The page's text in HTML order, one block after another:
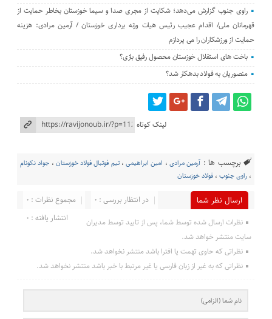
راوی جنوب گزارش می‌دهد؛ شکایت از مجری صدا و سیما خوزستان بخاطر حمایت از
قهرمانان ملی/ اقدام عجیب رئیس هیات وزنه برداری خوزستان / آرمین مرادی: هزینه
حمایت از ورزشکاران را می پردازم
باخت های استقلال خوزستان محصول رفیق بازی؟
منصوریان به فولاد بدهکار شد؟
لینک کوتاه
برچسب ها : آرمین مرادی ، امین ابراهیمی،تیم فوتبال فولاد خوزستان ، جواد نکونام
،راوی جنوب ،فولاد خوزستان
ارسال نظر شما مجموع نظرات : 0
در انتظار بررسی : 0
انتشار یافته : 0
نظرات ارسال شده توسط شما، پس از تایید توسط مدیران
سایت منتشر خواهد شد.
نظراتی که حاوی تهمت یا افترا باشد منتشر نخواهد شد.
نظراتی که به غیر از زبان فارسی یا غیر مرتبط با خبر باشد منتشر نخواهد شد.